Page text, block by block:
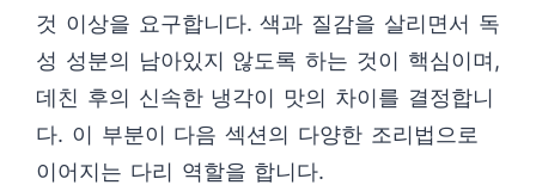
것 이상을 요구합니다. 색과 질감을 살리면서 독
성 성분의 남아있지 않도록 하는 것이 핵심이며,
데친 후의 신속한 냉각이 맛의 차이를 결정합니
다. 이 부분이 다음 섹션의 다양한 조리법으로
이어지는 다리 역할을 합니다.